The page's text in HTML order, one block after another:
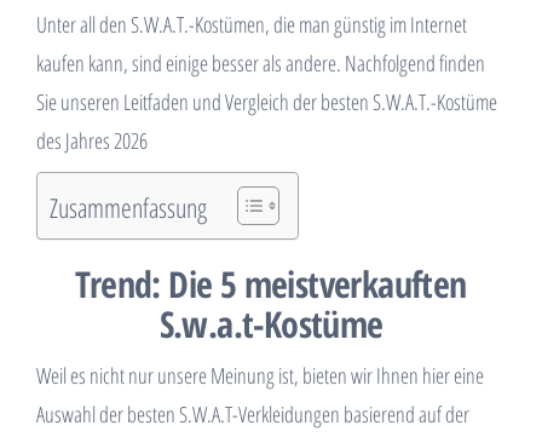
Unter all den S.W.A.T.-Kostümen, die man günstig im Internet
kaufen kann, sind einige besser als andere. Nachfolgend finden
Sie unseren Leitfaden und Vergleich der besten S.W.A.T.-Kostüme
des Jahres 2026
Zusammenfassung
Trend: Die 5 meistverkauften
S.w.a.t-Kostüme
Weil es nicht nur unsere Meinung ist, bieten wir Ihnen hier eine
Auswahl der besten S.W.A.T-Verkleidungen basierend auf der